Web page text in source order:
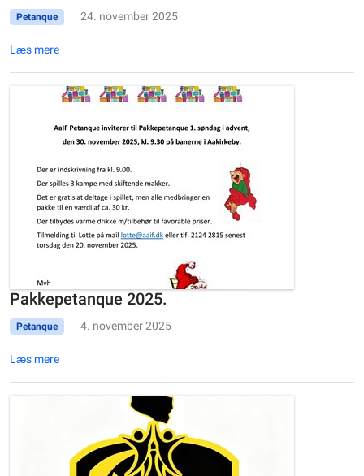
Petanque 24. november 2025
Læs mere
Pakkepetanque 2025.
Petanque 4. november 2025
Læs mere